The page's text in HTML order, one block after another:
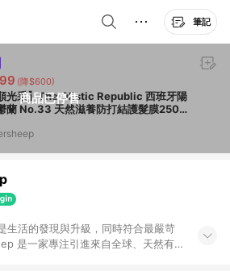
筆記
商品已停售
(降$600)
順光采】The Olistic Republic 西班牙陽
蘭 No.33 天然滋養防打結護髮膜250
生活的發現與升級，同時符合最嚴苛
是一家專注引進來自全球、天然有